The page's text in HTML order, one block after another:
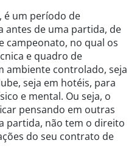
é um período de
antes de uma partida, de
campeonato, no qual os
e quadro de
ambiente controlado, seja
seja em hotéis, para
e mental. Ou seja, o
pensando em outras
partida, não tem o direito
do seu contrato de